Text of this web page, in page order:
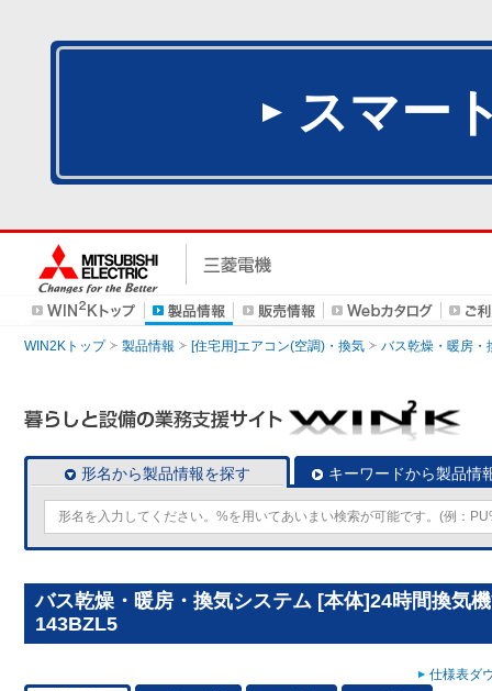
スマー
WIN2Kトップ 製品情報 [住宅用]エアコン(空調)・換気 バス乾燥・暖房・
形名から製品情報を探す キーワードから製品情
バス乾燥・暖房・換気システム [本体]24時間換気
143BZL5
仕様表ダ